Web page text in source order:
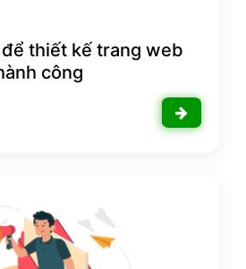
thiết kế trang web
công